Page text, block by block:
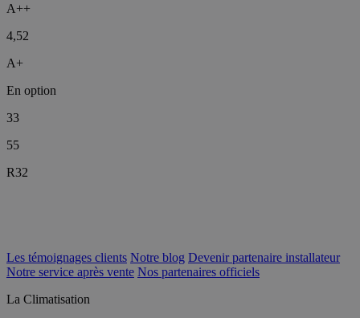
A++
4,52
A+
En option
33
55
R32
Les témoignages clients Notre blog Devenir partenaire installateur
Notre service après vente Nos partenaires officiels
La Climatisation